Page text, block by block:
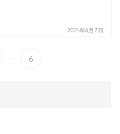
2021年6月7日
... 6